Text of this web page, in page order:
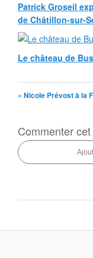
Patrick Groseil
de Châtillon-sur-
Le château de
« Nicole Prévost à la
Commenter